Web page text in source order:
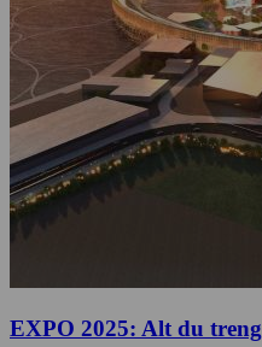
EXPO 2025: Alt du